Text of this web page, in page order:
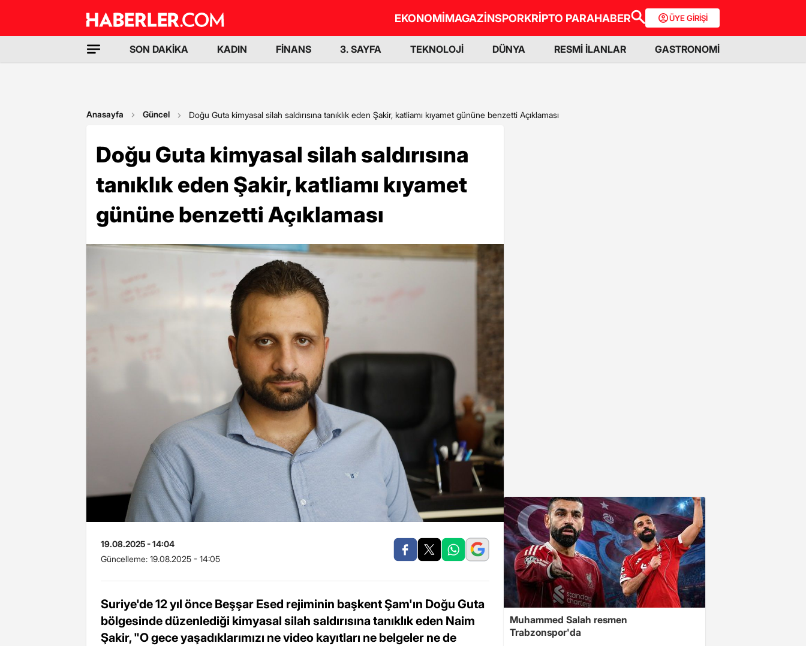
EKONOMİMAGAZİNSPORKRİPTO PARAHABER ÜYE GİRİŞİ
SON DAKİKA KADIN FİNANS 3. SAYFA TEKNOLOJİ DÜNYA RESMİ İLANLAR GASTRONOMİ
Anasayfa Güncel Doğu Guta kimyasal silah saldırısına tanıklık eden Şakir, katliamı kıyamet gününe benzetti Açıklaması
Doğu Guta kimyasal silah saldırısına
tanıklık eden Şakir, katliamı kıyamet
gününe benzetti Açıklaması
19.08.2025 - 14:04
Güncelleme: 19.08.2025 - 14:05
Suriye'de 12 yıl önce Beşşar Esed rejiminin başkent Şam'ın Doğu Guta
bölgesinde düzenlediği kimyasal silah saldırısına tanıklık eden Naim
Şakir, "O gece yaşadıklarımızı ne video kayıtları ne belgeler ne de
Muhammed Salah resmen
Trabzonspor'da